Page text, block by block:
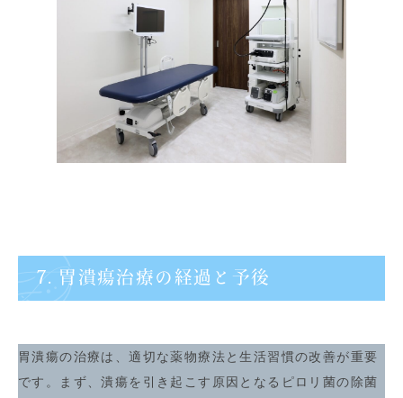
7. 胃潰瘍治療の経過と予後
胃潰瘍の治療は、適切な薬物療法と生活習慣の改善が重要
です。まず、潰瘍を引き起こす原因となるピロリ菌の除菌